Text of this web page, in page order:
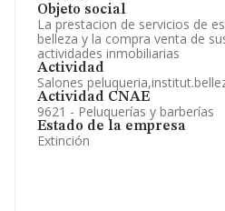
Objeto social
La prestacion de servicios de
belleza y la compra venta de
actividades inmobiliarias
Actividad
Salones
Actividad CNAE
9621 - Peluquerías y barberías
Estado de la empresa
Extinción